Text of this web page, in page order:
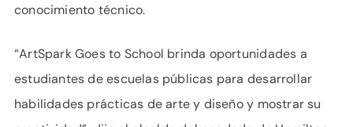
conocimiento técnico.
“ArtSpark Goes to School brinda oportunidades a
estudiantes de escuelas públicas para desarrollar
habilidades prácticas de arte y diseño y mostrar su